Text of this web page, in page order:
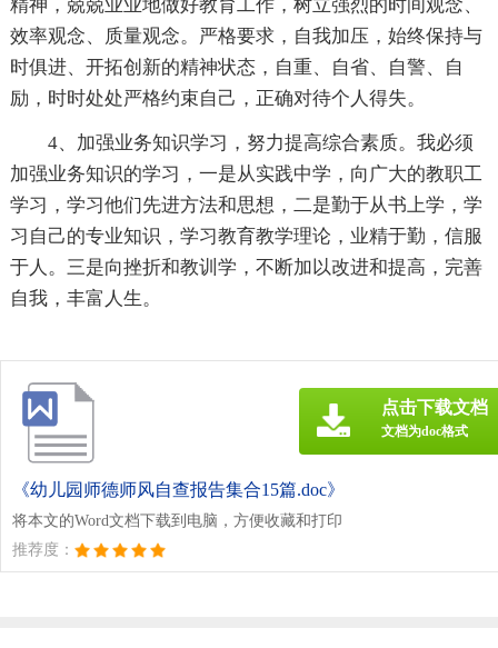
精神，兢兢业业地做好教育工作，树立强烈的时间观念、
效率观念、质量观念。严格要求，自我加压，始终保持与
时俱进、开拓创新的精神状态，自重、自省、自警、自
励，时时处处严格约束自己，正确对待个人得失。
4、加强业务知识学习，努力提高综合素质。我必须
加强业务知识的学习，一是从实践中学，向广大的教职工
学习，学习他们先进方法和思想，二是勤于从书上学，学
习自己的专业知识，学习教育教学理论，业精于勤，信服
于人。三是向挫折和教训学，不断加以改进和提高，完善
自我，丰富人生。
《幼儿园师德师风自查报告集合15篇.doc》
将本文的Word文档下载到电脑，方便收藏和打印
推荐度：
点击下载文档
文档为doc格式